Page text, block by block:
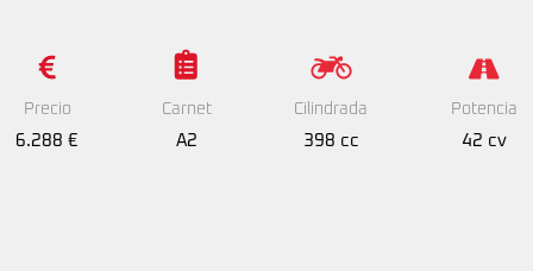
Precio
6.288 €
Carnet
A2
Cilindrada
398 cc
Potencia
42 cv